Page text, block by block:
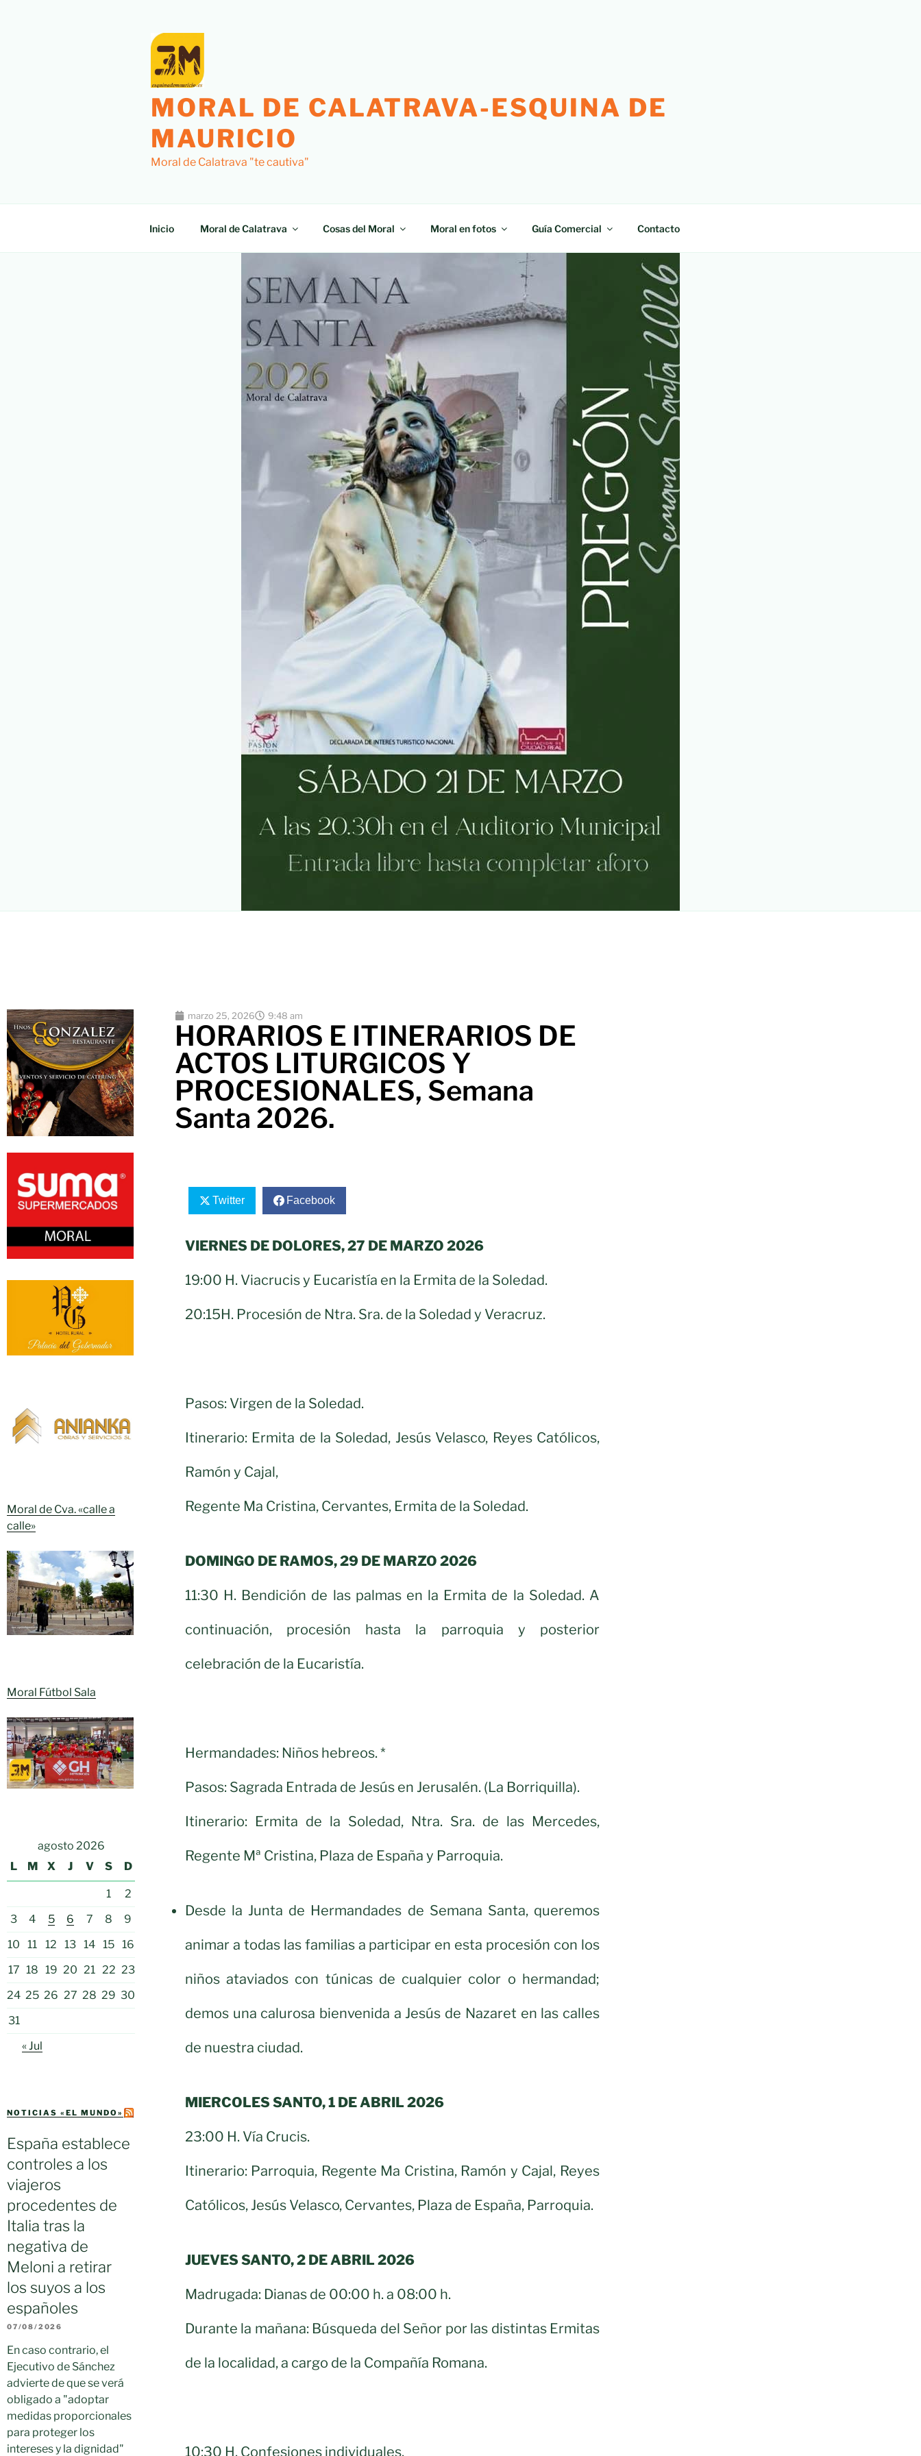
MORAL DE CALATRAVA-ESQUINA DE
MAURICIO
Moral de Calatrava "te cautiva"
Inicio Moral de Calatrava Cosas del Moral Moral en fotos Guía Comercial Contacto
Moral de Cva. «calle a
calle»
Moral Fútbol Sala
agosto 2026
L
M X J V S D
1
2
3
4 5 6 7 8
9
10
11 12 13 14 15 16
17 18 19 20 21 22 23
24 25 26 27 28 29 30
31
« Jul
NOTICIAS «EL MUNDO»
España establece
controles a los
viajeros
procedentes de
Italia tras la
negativa de
Meloni a retirar
los suyos a los
españoles
07/08/2026
En caso contrario, el
Ejecutivo de Sánchez
advierte de que se verá
obligado a "adoptar
medidas proporcionales
para proteger los
intereses y la dignidad"
marzo 25, 2026 9:48 am
HORARIOS E ITINERARIOS DE
ACTOS LITURGICOS Y
PROCESIONALES, Semana
Santa 2026.
Twitter Facebook
VIERNES DE DOLORES, 27 DE MARZO 2026
19:00 H. Viacrucis y Eucaristía en la Ermita de la Soledad.
20:15H. Procesión de Ntra. Sra. de la Soledad y Veracruz.
Pasos: Virgen de la Soledad.
Itinerario: Ermita de la Soledad, Jesús Velasco, Reyes Católicos,
Ramón y Cajal,
Regente Ma Cristina, Cervantes, Ermita de la Soledad.
DOMINGO DE RAMOS, 29 DE MARZO 2026
11:30 H. Bendición de las palmas en la Ermita de la Soledad. A
continuación, procesión hasta la parroquia y posterior
celebración de la Eucaristía.
Hermandades: Niños hebreos. *
Pasos: Sagrada Entrada de Jesús en Jerusalén. (La Borriquilla).
Itinerario: Ermita de la Soledad, Ntra. Sra. de las Mercedes,
Regente Mª Cristina, Plaza de España y Parroquia.
Desde la Junta de Hermandades de Semana Santa, queremos
animar a todas las familias a participar en esta procesión con los
niños ataviados con túnicas de cualquier color o hermandad;
demos una calurosa bienvenida a Jesús de Nazaret en las calles
de nuestra ciudad.
MIERCOLES SANTO, 1 DE ABRIL 2026
23:00 H. Vía Crucis.
Itinerario: Parroquia, Regente Ma Cristina, Ramón y Cajal, Reyes
Católicos, Jesús Velasco, Cervantes, Plaza de España, Parroquia.
JUEVES SANTO, 2 DE ABRIL 2026
Madrugada: Dianas de 00:00 h. a 08:00 h.
Durante la mañana: Búsqueda del Señor por las distintas Ermitas
de la localidad, a cargo de la Compañía Romana.
10:30 H. Confesiones individuales.